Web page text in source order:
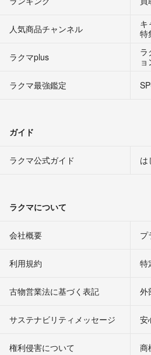
人気商品チャンネル
キ
特
ラクマplus
ラ
ラクマ最強鑑定
ガイド
ラクマ公式ガイド は
ラクマについて
会社概要 プ
利用規約 特
古物営業法に基づく表記 外
サステナビリティメッセージ 安
権利侵害について
商